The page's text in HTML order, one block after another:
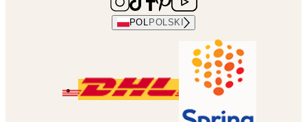
POL POLSKI